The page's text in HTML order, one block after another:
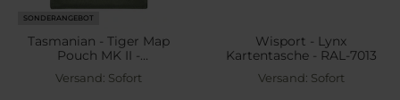
SONDERANGEBOT
Tasmanian - Tiger Map
Pouch MK II -
Kartentasche - Olive
Versand: Sofort
Wisport - Lynx
Kartentasche - RAL-7013
Versand: Sofort